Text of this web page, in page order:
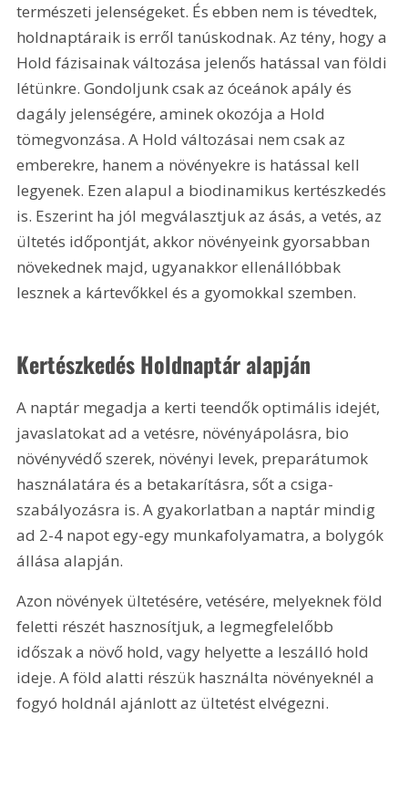
természeti jelenségeket. És ebben nem is tévedtek,
holdnaptáraik is erről tanúskodnak. Az tény, hogy a
Hold fázisainak változása jelenős hatással van földi
létünkre. Gondoljunk csak az óceánok apály és
dagály jelenségére, aminek okozója a Hold
tömegvonzása. A Hold változásai nem csak az
emberekre, hanem a növényekre is hatással kell
legyenek. Ezen alapul a biodinamikus kertészkedés
is. Eszerint ha jól megválasztjuk az ásás, a vetés, az
ültetés időpontját, akkor növényeink gyorsabban
növekednek majd, ugyanakkor ellenállóbbak
lesznek a kártevőkkel és a gyomokkal szemben.
Kertészkedés Holdnaptár alapján
A naptár megadja a kerti teendők optimális idejét,
javaslatokat ad a vetésre, növényápolásra, bio
növényvédő szerek, növényi levek, preparátumok
használatára és a betakarításra, sőt a csiga-
szabályozásra is. A gyakorlatban a naptár mindig
ad 2-4 napot egy-egy munkafolyamatra, a bolygók
állása alapján.
Azon növények ültetésére, vetésére, melyeknek föld
feletti részét hasznosítjuk, a legmegfelelőbb
időszak a növő hold, vagy helyette a leszálló hold
ideje. A föld alatti részük használta növényeknél a
fogyó holdnál ajánlott az ültetést elvégezni.